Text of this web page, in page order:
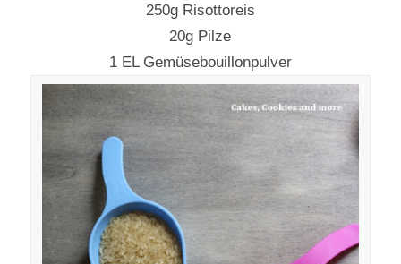
250g Risottoreis
20g Pilze
1 EL Gemüsebouillonpulver